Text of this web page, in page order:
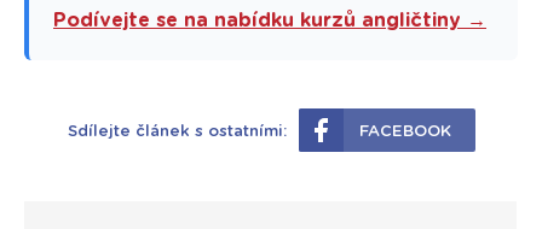
Podívejte se na nabídku kurzů angličtiny →
Sdílejte článek s ostatními: FACEBOOK